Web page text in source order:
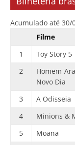
Acumulado até 30/
Filme
1
Toy Story 5
2
Homem-
Novo Dia
3 A Odisseia
4
Minions &
5
Moana